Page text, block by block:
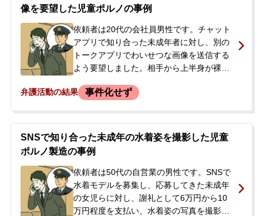
像を要望した児童ポルノの事例
依頼者は20代の会社員男性です。チャット
アプリで知り合った未成年者に対し、別の
トークアプリでわいせつな画像を送信する
よう要望しました。相手から上半身が裸の
を保存したり、第三者に共有したりはして
にバレた。迷惑をかけるかもしれない」と
のメッセージが届きました。依頼者はこれ
をきっかけに強い不安を感じ、使用してい
たアプリを全て退会・削除しました。その
後、警察からの連絡などは一切ありません
でしたが、逮捕されて職場や家族に知られ
ることを恐れ、今後の対応について相談す
弁護活動の結果 事件化せず
SNSで知り合った未成年の水着姿を撮影した児童
ポルノ製造の事例
依頼者は50代の自営業の男性です。SNSで
水着モデルを募集し、応募してきた未成年
の女児らに対し、謝礼として6万円から10
万円程度を支払い、水着姿の写真を撮影し